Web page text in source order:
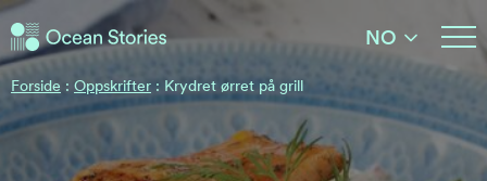
Ocean Stories
Ocean Stories
NO
Forside : Oppskrifter : Krydret ørret på grill